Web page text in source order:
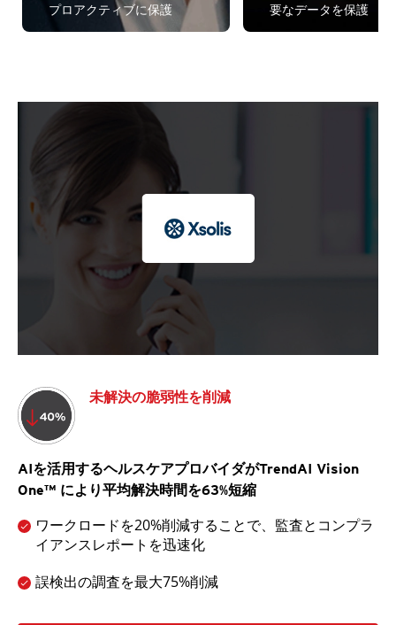
プロアクティブに保護
要なデータを保護
未解決の脆弱性を削減
AIを活用するヘルスケアプロバイダがTrendAI Vision
One™ により平均解決時間を63%短縮
ワークロードを20%削減することで、監査とコンプラ
イアンスレポートを迅速化
誤検出の調査を最大75%削減